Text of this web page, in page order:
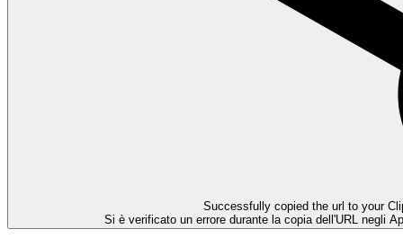
Successfully copied the url to your
Si è verificato un errore durante la copia dell'URL negli